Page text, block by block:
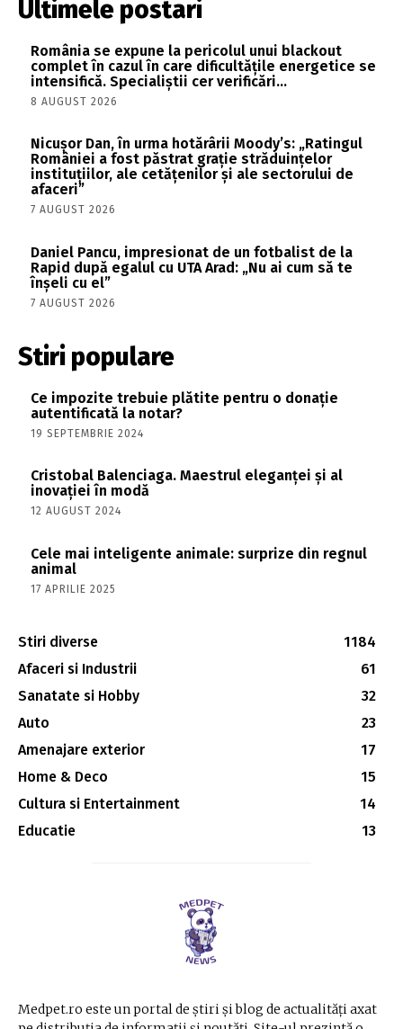
Ultimele postari
România se expune la pericolul unui blackout
complet în cazul în care dificultățile energetice se
intensifică. Specialiștii cer verificări…
8 AUGUST 2026
Nicușor Dan, în urma hotărârii Moody’s: „Ratingul
României a fost păstrat grație străduințelor
instituțiilor, ale cetățenilor și ale sectorului de
afaceri”
7 AUGUST 2026
Daniel Pancu, impresionat de un fotbalist de la
Rapid după egalul cu UTA Arad: „Nu ai cum să te
înșeli cu el”
7 AUGUST 2026
Stiri populare
Ce impozite trebuie plătite pentru o donație
autentificată la notar?
19 SEPTEMBRIE 2024
Cristobal Balenciaga. Maestrul eleganței și al
inovației în modă
12 AUGUST 2024
Cele mai inteligente animale: surprize din regnul
animal
17 APRILIE 2025
Stiri diverse
1184
Afaceri si Industrii
61
Sanatate si Hobby
32
Auto
23
Amenajare exterior
17
Home & Deco
15
Cultura si Entertainment
14
Educatie
13
Medpet.ro este un portal de știri și blog de actualități axat